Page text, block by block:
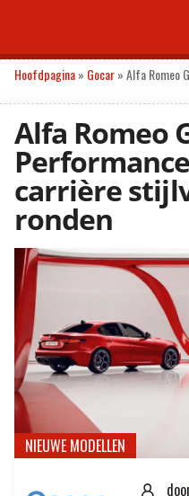
Hoofdpagina» Gocar»Alfa Romeo
Alfa Romeo
carrière
ronden
NIEUWE MODELLEN
